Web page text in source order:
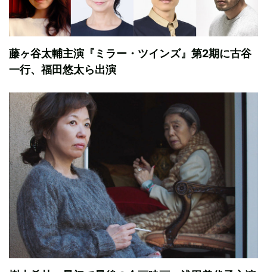
藤ヶ谷太輔主演『ミラー・ツインズ』第2期に古谷
一行、福田悠太ら出演